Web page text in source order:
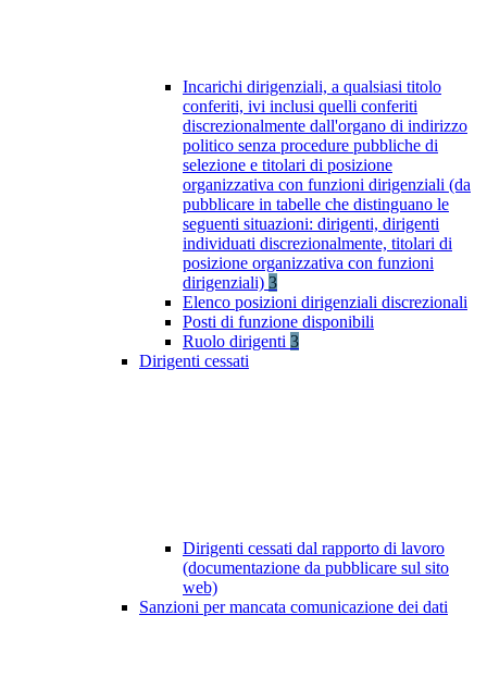
Incarichi dirigenziali, a qualsiasi titolo
conferiti, ivi inclusi quelli conferiti
discrezionalmente dall'organo di indirizzo
politico senza procedure pubbliche di
selezione e titolari di posizione
organizzativa con funzioni dirigenziali (da
pubblicare in tabelle che distinguano le
seguenti situazioni: dirigenti, dirigenti
individuati discrezionalmente, titolari di
posizione organizzativa con funzioni
dirigenziali) 3
Elenco posizioni dirigenziali discrezionali
Posti di funzione disponibili
Ruolo dirigenti 3
Dirigenti cessati
Dirigenti cessati dal rapporto di lavoro
(documentazione da pubblicare sul sito
web)
Sanzioni per mancata comunicazione dei dati